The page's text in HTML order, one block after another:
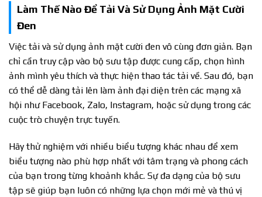
Làm Thế Nào Để Tải Và Sử Dụng Ảnh Mặt Cười
Đen
Việc tải và sử dụng ảnh mặt cười đen vô cùng đơn giản. Bạn
chỉ cần truy cập vào bộ sưu tập được cung cấp, chọn hình
ảnh mình yêu thích và thực hiện thao tác tải về. Sau đó, bạn
có thể dễ dàng tải lên làm ảnh đại diện trên các mạng xã
hội như Facebook, Zalo, Instagram, hoặc sử dụng trong các
cuộc trò chuyện trực tuyến.
Hãy thử nghiệm với nhiều biểu tượng khác nhau để xem
biểu tượng nào phù hợp nhất với tâm trạng và phong cách
của bạn trong từng khoảnh khắc. Sự đa dạng của bộ sưu
tập sẽ giúp bạn luôn có những lựa chọn mới mẻ và thú vị